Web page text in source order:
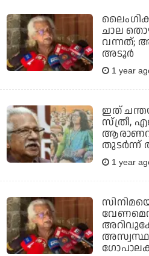
ചാല
വന്നത്;
അടൂര്‍
1 year
ഇത്
സ്ത്രീ,
തുടര്‍ന്ന്
1 year